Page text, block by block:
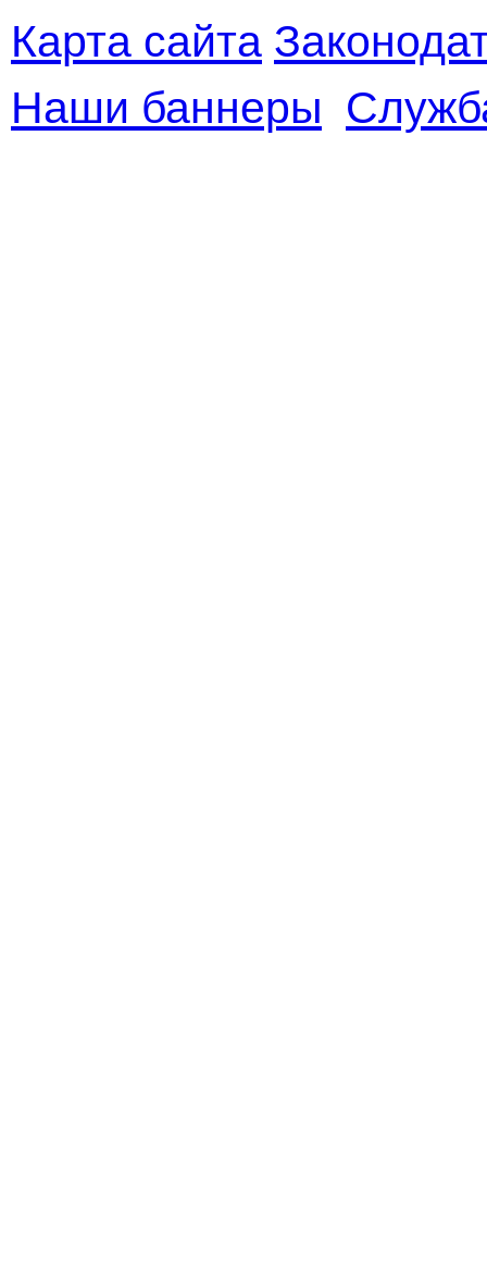
Карта сайта
Наши баннеры